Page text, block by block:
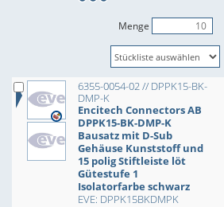
Menge
6355-0054-02 // DPPK15-BK-
DMP-K
Encitech Connectors AB
DPPK15-BK-DMP-K
Bausatz mit D-Sub
Gehäuse Kunststoff und
15 polig Stiftleiste löt
Gütestufe 1
Isolatorfarbe schwarz
EVE: DPPK15BKDMPK